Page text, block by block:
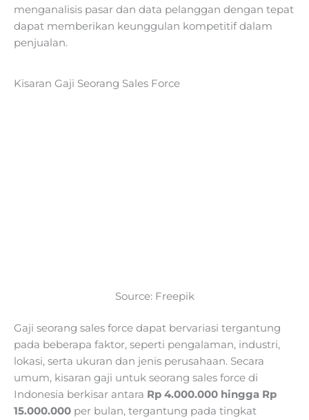
menganalisis pasar dan data pelanggan dengan tepat
dapat memberikan keunggulan kompetitif dalam
penjualan.
Kisaran Gaji Seorang Sales Force
Source: Freepik
Gaji seorang sales force dapat bervariasi tergantung
pada beberapa faktor, seperti pengalaman, industri,
lokasi, serta ukuran dan jenis perusahaan. Secara
umum, kisaran gaji untuk seorang sales force di
Indonesia berkisar antara Rp 4.000.000 hingga Rp
15.000.000 per bulan, tergantung pada tingkat